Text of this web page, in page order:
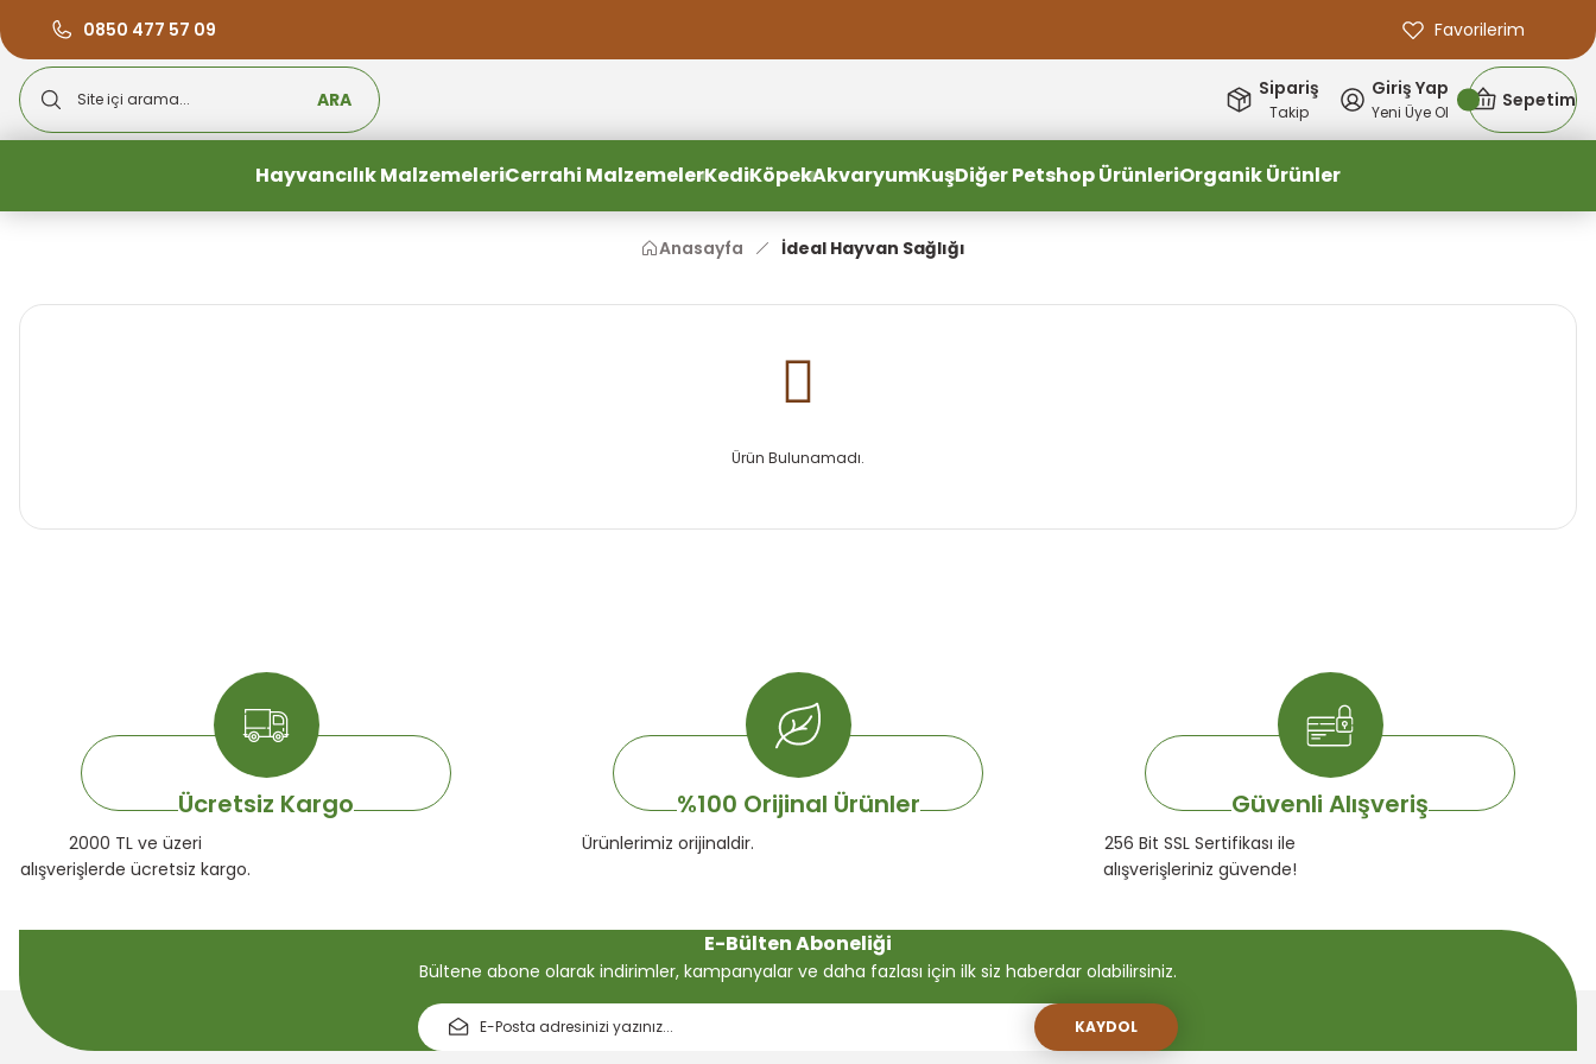
0850 477 57 09
2000 TL ve Üzeri Alışverişlerde Ücretsiz Kargo #3
Favorilerim
ARA Sipariş
Takip
Giriş Yap
Yeni Üye Ol
Sepetim
Hayvancılık MalzemeleriCerrahi MalzemelerKediKöpekAkvaryumKuşDiğer Petshop ÜrünleriOrganik Ürünler
Anasayfa İdeal Hayvan Sağlığı
Ürün Bulunamadı.
Ücretsiz Kargo
2000 TL ve üzeri
alışverişlerde ücretsiz kargo.
%100 Orijinal Ürünler
Ürünlerimiz orijinaldir.
Güvenli Alışveriş
256 Bit SSL Sertifikası ile
alışverişleriniz güvende!
E-Bülten Aboneliği
Bültene abone olarak indirimler, kampanyalar ve daha fazlası için ilk siz haberdar olabilirsiniz.
KAYDOL